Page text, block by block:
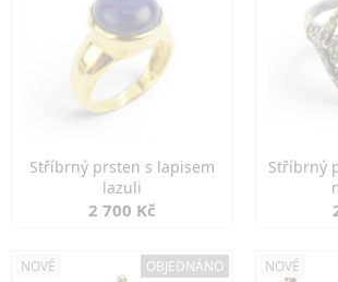
Stříbrný prsten s lapisem
lazuli
2 700 Kč
Stříbrný
NOVÉ OBJEDNÁNO NOVÉ